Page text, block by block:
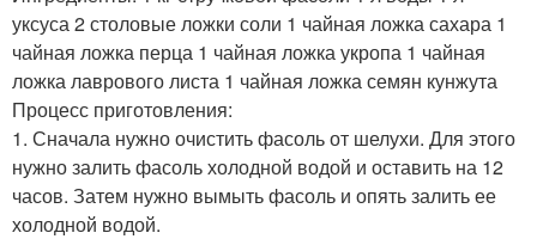
уксуса 2 столовые ложки соли 1 чайная ложка сахара 1
чайная ложка перца 1 чайная ложка укропа 1 чайная
ложка лаврового листа 1 чайная ложка семян кунжута
Процесс приготовления:
1. Сначала нужно очистить фасоль от шелухи. Для этого
нужно залить фасоль холодной водой и оставить на 12
часов. Затем нужно вымыть фасоль и опять залить ее
холодной водой.